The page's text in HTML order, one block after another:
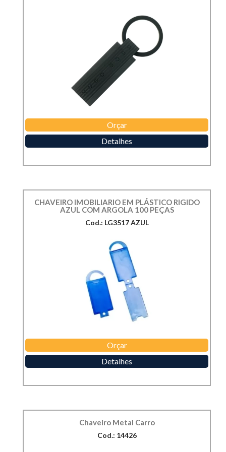
Orçar
Detalhes
CHAVEIRO IMOBILIARIO EM PLÁSTICO RIGIDO
AZUL COM ARGOLA 100 PEÇAS
Cod.: LG3517 AZUL
Orçar
Detalhes
Chaveiro Metal Carro
Cod.: 14426